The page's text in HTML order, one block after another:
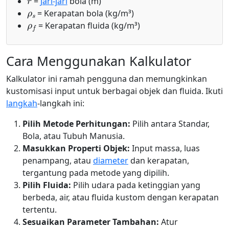
ρs
= Kerapatan bola (kg/m³)
ρf
= Kerapatan fluida (kg/m³)
Cara Menggunakan Kalkulator
Kalkulator ini ramah pengguna dan memungkinkan
kustomisasi input untuk berbagai objek dan fluida. Ikuti
langkah-langkah ini:
Pilih Metode Perhitungan: Pilih antara Standar,
Bola, atau Tubuh Manusia.
Masukkan Properti Objek: Input massa, luas
penampang, atau diameterdan kerapatan,
tergantung pada metode yang dipilih.
Pilih Fluida: Pilih udara pada ketinggian yang
berbeda, air, atau fluida kustom dengan kerapatan
tertentu.
Sesuaikan Parameter Tambahan: Atur